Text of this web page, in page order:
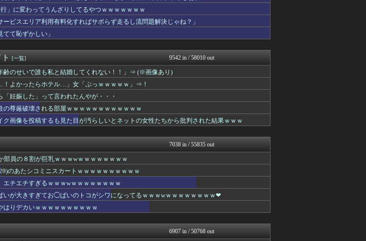
累計1万3600件超え 目撃情報は「関...
ホテル…」女「ぷっｗｗｗｗｗ」⇒！
不思議.net - 5ch...
侵害されてる」と私見 「いくら税金を我々...
筋肉速報
棚」に興味を示し始める・・・
いたしん！
駄」「おばさんがいじわる」『火垂るの墓...
なんJクエスト
た56歳おじさんのご尊顔wwwwww
BIPブログ
支援物資を寄付してしまう・・・
【2ch】ニュー速クオリテ...
イ。
なんと税込398円へ
加数が全国一位にｗｗｗｗｗｗｗｗｗｗ
なんJクエスト
分)を注文し全てキャンセルした女逮捕...
ぶる速-VIP
接し方が明らかに変わったwwww
バズッター速報
・・おっこれええやん！」→...
りぷらい速報
ちは楽しくやりたかったんだよ」って言い...
哲学ニュースnwk
が来たら。。。
たよ
ゴールデンタイムズ
乳🐰ｗｗｗｗｗｗｗｗｗｗｗｗｗ
お◯ぱいのトコがシワになってるｗｗｗw...
だと知って卒倒した』←これ
ぶる速-VIP
んｗ」黒人ガキ「あっ…あっ…」→結果ｗｗ...
て言われたんやが・・・
不思議.net - 5ch...
無いな
Zチャンネル＠VIP
」に変わってうんざりしてるやつｗｗｗｗｗｗｗ
ービスエリア利用有料化すればサボらず走るし流問題解決じゃね？」
て恥ずかしい」
[一覧] 9542 in / 58010 out
齢のせいで誰も私と結婚してくれない！！」⇒ (※画像あり)
！よかったらホテル…」女「ぷっｗｗｗｗｗ」⇒！
妊娠した」って言われたんやが・・・
の尊厳破壊される部屋ｗｗｗｗｗｗｗｗｗｗｗｗ
ク画像を投稿するも見た目が汚らしいとネットの女性たちから批判された結果ｗｗｗ
7038 in / 55835 out
部員の８割が巨乳ｗｗｗwｗｗｗｗｗｗｗｗ
のあたシコミニスカートｗｗｗｗｗｗｗｗｗｗ
エチエチすぎるｗｗｗwｗｗｗｗｗｗｗｗ
いが大きすぎてお◯ぱいのトコがシワになってるｗｗｗwｗｗｗｗｗｗｗｗ❤
はりデカいｗｗｗｗｗｗｗｗｗｗ
6907 in / 50768 out